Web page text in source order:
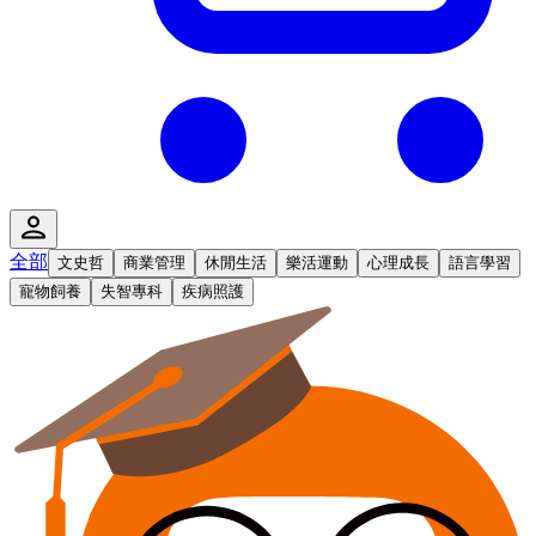
全部 文史哲 商業管理 休閒生活 樂活運動 心理成長
語言學習
寵物飼養
失智專科 疾病照護